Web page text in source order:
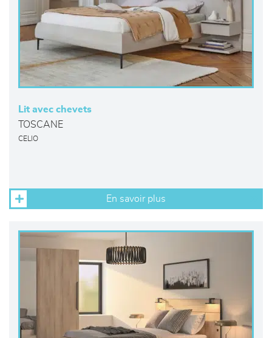
Lit avec chevets
TOSCANE
CELIO
En savoir plus